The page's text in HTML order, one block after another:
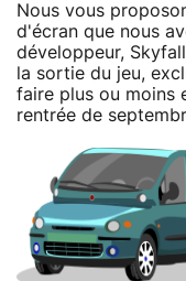
Nous vous
d'écran que nous
développeur,
la sortie du jeu,
faire plus ou moins
rentrée de